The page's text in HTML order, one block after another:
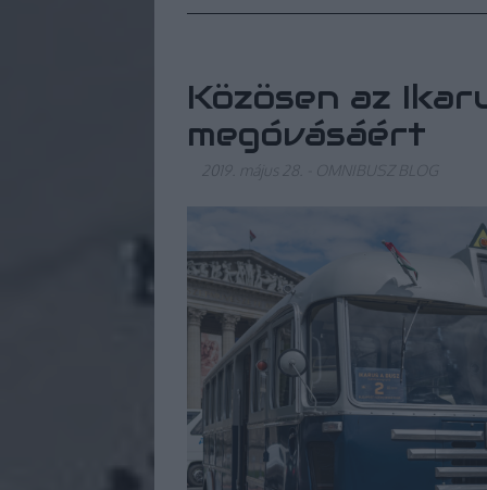
Közösen az
megóvásáért
2019. május 28. OMNIBUSZ BLOG